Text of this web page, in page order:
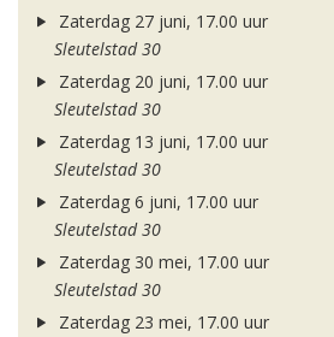
Zaterdag 27 juni, 17.00 uur
Sleutelstad 30
Zaterdag 20 juni, 17.00 uur
Sleutelstad 30
Zaterdag 13 juni, 17.00 uur
Sleutelstad 30
Zaterdag 6 juni, 17.00 uur
Sleutelstad 30
Zaterdag 30 mei, 17.00 uur
Sleutelstad 30
Zaterdag 23 mei, 17.00 uur